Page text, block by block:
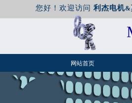
您好！欢迎访问 利杰电机&
网站首页